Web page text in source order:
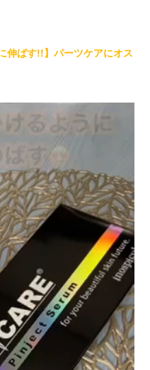
伸ばす!!】パーツケアにオス